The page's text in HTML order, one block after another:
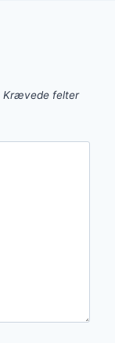
Krævede felter